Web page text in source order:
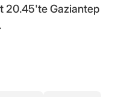
20.45'te Gaziantep